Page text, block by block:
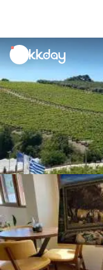
unread
notifications